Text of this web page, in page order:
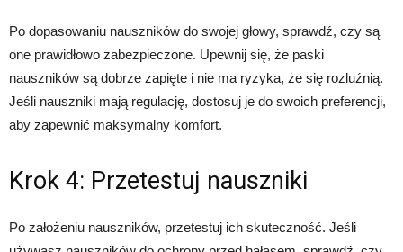
Po dopasowaniu nauszników do swojej głowy, sprawdź, czy są
one prawidłowo zabezpieczone. Upewnij się, że paski
nauszników są dobrze zapięte i nie ma ryzyka, że się rozluźnią.
Jeśli nauszniki mają regulację, dostosuj je do swoich preferencji,
aby zapewnić maksymalny komfort.
Krok 4: Przetestuj nauszniki
Po założeniu nauszników, przetestuj ich skuteczność. Jeśli